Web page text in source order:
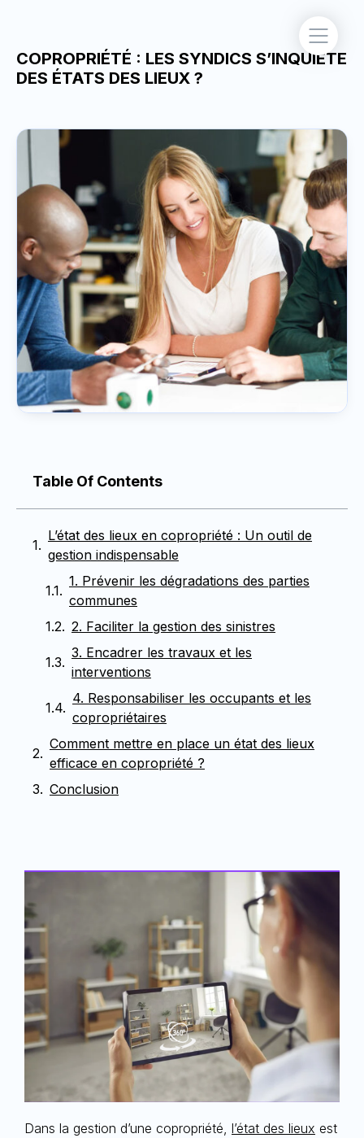
COPROPRIÉTÉ : LES SYNDICS S’INQUIÈTE
DES ÉTATS DES LIEUX ?
Table Of Contents
L’état des lieux en copropriété : Un outil de
gestion indispensable
1. Prévenir les dégradations des parties
communes
2. Faciliter la gestion des sinistres
3. Encadrer les travaux et les
interventions
4. Responsabiliser les occupants et les
copropriétaires
Comment mettre en place un état des lieux
efficace en copropriété ?
Conclusion
Dans la gestion d’une copropriété, l’état des lieux est